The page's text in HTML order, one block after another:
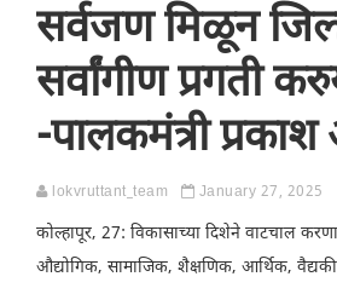
सर्वजण मिळून
सर्वांगीण प्रगती
-पालकमंत्री
lokvruttant_team January 27, 2025
कोल्हापूर, 27: विकासाच्या दिशेने वाटचाल
औद्योगिक, सामाजिक, शैक्षणिक, आर्थिक,